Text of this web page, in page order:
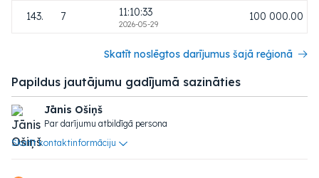
143. 7 11:10:33
2026-05-29
100 000.00
Skatīt noslēgtos darījumus šajā reģionā
Papildus jautājumu gadījumā sazināties
Jānis Ošiņš
Par darījumu atbildīgā persona
Skatīt kontaktinformāciju